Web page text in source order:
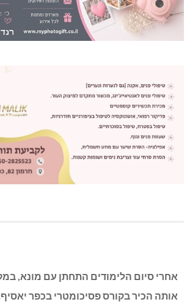
אחרי סיום הלימודים התחתן עם מונא,
אותה הכיר בקורס פסיכומטרי בכפר